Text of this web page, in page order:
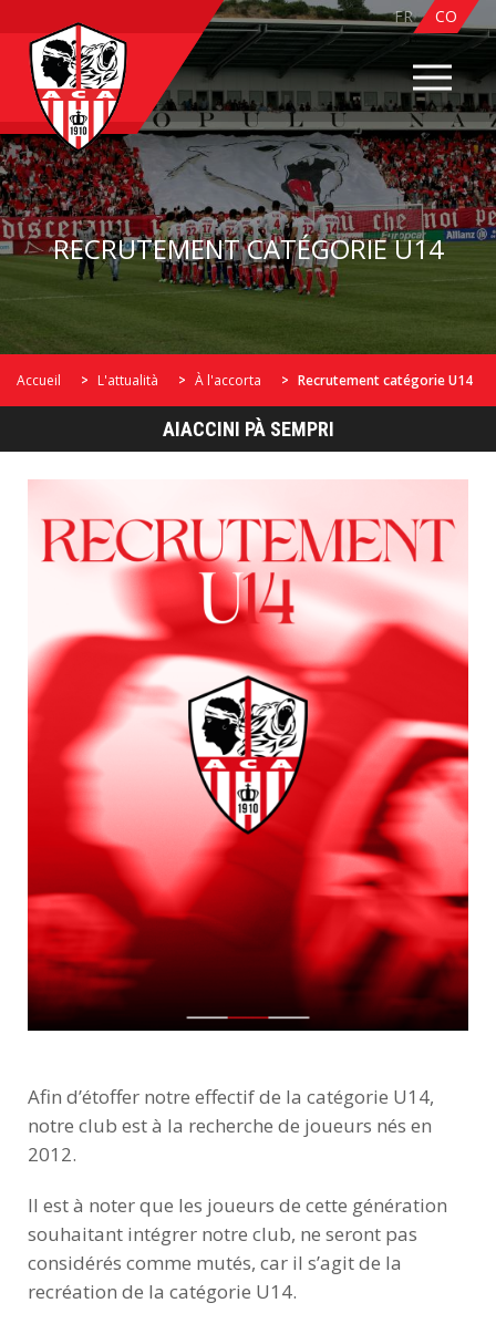
FR CO
RECRUTEMENT CATÉGORIE U14
Accueil L'attualità À l'accorta Recrutement catégorie U14
Afin d’étoffer notre effectif de la catégorie U14,
notre club est à la recherche de joueurs nés en
2012.
Il est à noter que les joueurs de cette génération
souhaitant intégrer notre club, ne seront pas
considérés comme mutés, car il s’agit de la
recréation de la catégorie U14.